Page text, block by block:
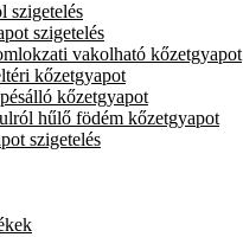
szigetelés
szigetelés
vakolható kőzetgyapot
kőzetgyapot
kőzetgyapot
hűlő födém kőzetgyapot
szigetelés